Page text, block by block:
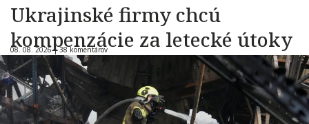
Ukrajinské firmy chcú
kompenzácie za letecké útoky
08. 08. 2026 |38 komentárov